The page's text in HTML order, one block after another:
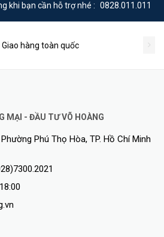
khi bạn cần hỗ trợ nhé : 0828.011.011
Giao hàng toàn quốc
MẠI - ĐẦU TƯ VÕ HOÀNG
Phú Thọ Hòa, TP. Hồ Chí Minh